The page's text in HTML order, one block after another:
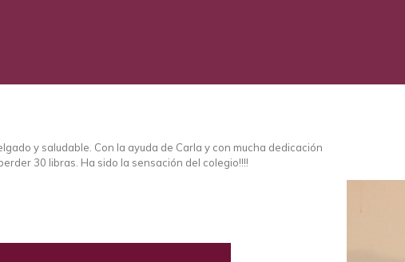
y saludable. Con la ayuda de Carla y con mucha dedicación
30 libras. Ha sido la sensación del colegio!!!!